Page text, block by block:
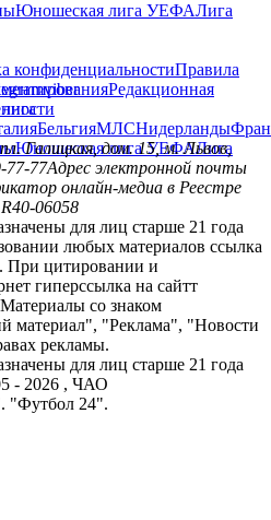
Юношеская лига УЕФАЛига
конфиденциальностиПравила
Редакционная
viber
БельгияМЛСНидерланды
Юношеская лига УЕФАЛига
пл. Галицкая, дом. 15, м. Львов,
77-77Адрес электронной почты
онлайн-медиа в Реестре
06058
для лиц старше 21 года
любых материалов ссылка
При цитировании и
гиперссылка на сайтт
Материалы со знаком
материал", "Реклама", "Новости
рекламы.
для лиц старше 21 года
- 2026 , ЧАО
"Футбол 24".